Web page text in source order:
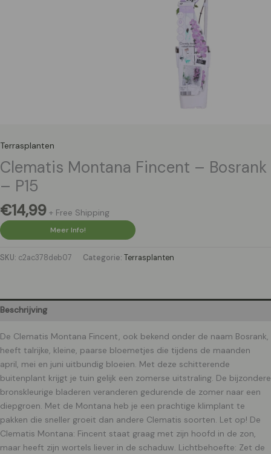
Terrasplanten
Clematis Montana Fincent – Bosrank
– P15
€14,99 + Free Shipping
Meer Info!
SKU: c2ac378deb07 Categorie: Terrasplanten
Beschrijving
De Clematis Montana Fincent, ook bekend onder de naam Bosrank,
heeft talrijke, kleine, paarse bloemetjes die tijdens de maanden
april, mei en juni uitbundig bloeien. Met deze schitterende
buitenplant krijgt je tuin gelijk een zomerse uitstraling. De bijzondere
bronskleurige bladeren veranderen gedurende de zomer naar een
diepgroen. Met de Montana heb je een prachtige klimplant te
pakken die sneller groeit dan andere Clematis soorten. Let op! De
Clematis Montana: Fincent staat graag met zijn hoofd in de zon,
maar heeft zijn wortels liever in de schaduw. Lichtbehoefte: Zet de